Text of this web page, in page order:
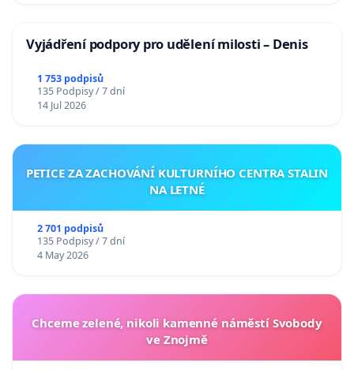
Vyjádření podpory pro udělení milosti – Denis
1 753 podpisů
135 Podpisy / 7 dní
14 Jul 2026
PETICE ZA ZACHOVÁNÍ KULTURNÍHO CENTRA STALIN
NA LETNÉ
2 701 podpisů
135 Podpisy / 7 dní
4 May 2026
Chceme zelené, nikoli kamenné náměstí Svobody
ve Znojmě